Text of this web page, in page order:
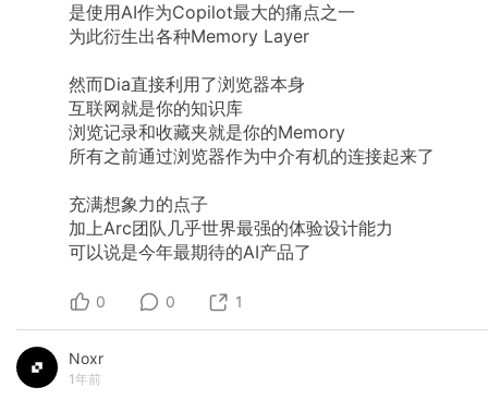
是使用AI作为Copilot最大的痛点之一
为此衍生出各种Memory Layer
然而Dia直接利用了浏览器本身
互联网就是你的知识库
浏览记录和收藏夹就是你的Memory
所有之前通过浏览器作为中介有机的连接起来了
充满想象力的点子
加上Arc团队几乎世界最强的体验设计能力
可以说是今年最期待的AI产品了
0 0 1
Noxr
1年前